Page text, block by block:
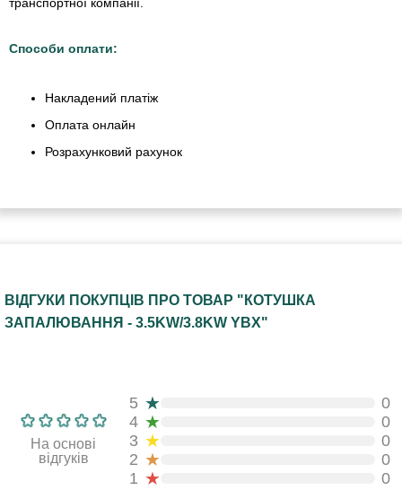
транспортної компанії.
Способи оплати:
Накладений платіж
Оплата онлайн
Розрахунковий рахунок
ВІДГУКИ ПОКУПЦІВ ПРО ТОВАР "КОТУШКА
ЗАПАЛЮВАННЯ - 3.5KW/3.8KW YBX"
На основі
відгуків
5 ★
0
4 ★
0
3 ★
0
2 ★
0
1 ★ 0